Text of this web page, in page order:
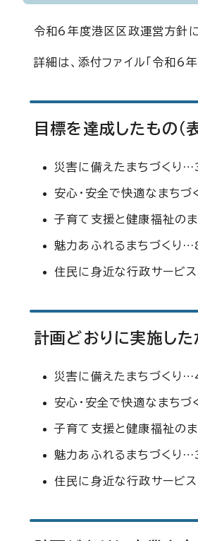
令和6年度港区区政運営方針
詳細は、添付ファイル「令和6
目標を達成したもの
災害に備えたまちづくり
安心・安全で快適なまち
子育て支援と健康福祉の
魅力あふれるまちづくり
住民に身近な行政サービ
計画どおりに実施した
災害に備えたまちづくり
安心・安全で快適なまち
子育て支援と健康福祉の
魅力あふれるまちづくり
住民に身近な行政サービ